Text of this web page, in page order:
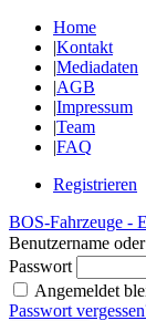
Home
|Kontakt
|Mediadaten
|AGB
|Impressum
|Team
|FAQ
Registrieren
BOS-Fahrzeuge -
Benutzername
Passwort
Angemeldet
Passwort